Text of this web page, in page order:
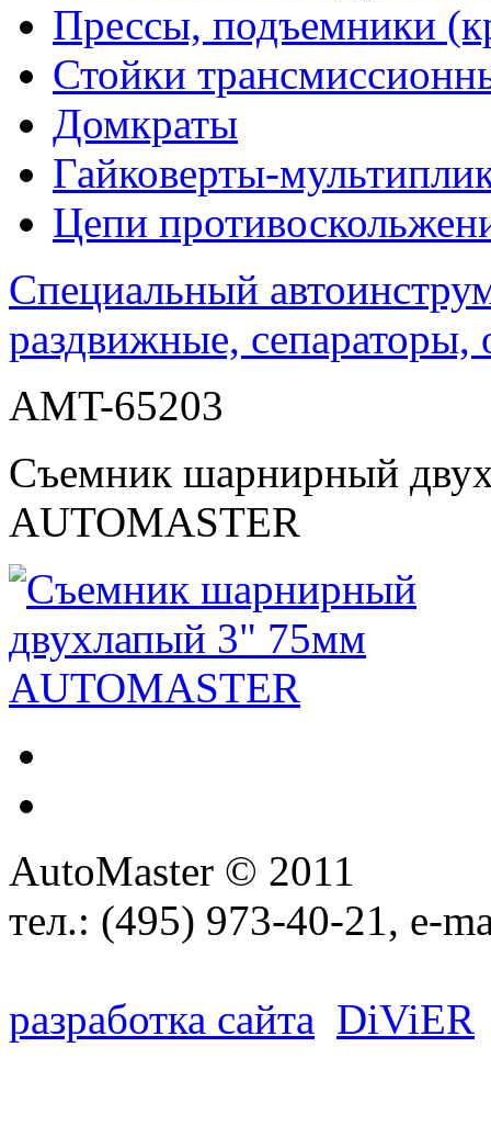
Прессы, подъемники
Стойки
Домкраты
Гайковерты-
Цепи
Специальный
раздвижные, сепараторы,
AMT-65203
Съемник шарнирный
AUTOMASTER
AutoMaster © 2011
тел.: (495) 973-40-21, e-
разработка сайта DiViER